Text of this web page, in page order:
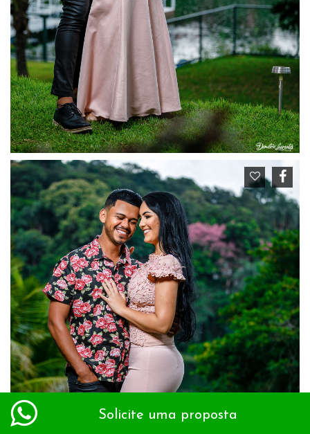
Solicite uma proposta